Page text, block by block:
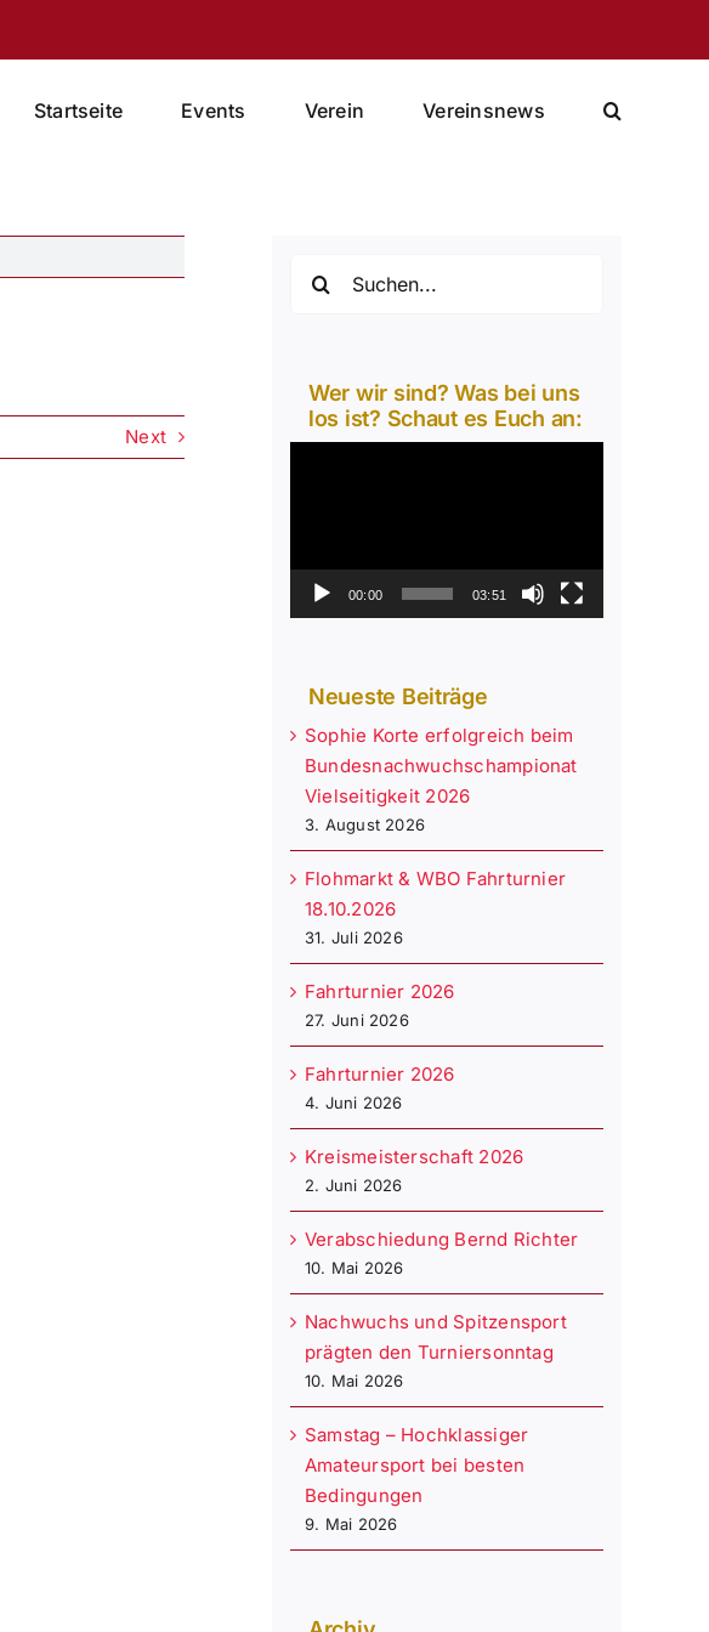
Startseite Events Verein Vereinsnews
Next
nach:
Wer wir sind? Was bei uns
los ist? Schaut es Euch an:
00:00 03:51
Neueste Beiträge
Sophie Korte erfolgreich beim
Bundesnachwuchschampionat
Vielseitigkeit 2026
3. August 2026
Flohmarkt & WBO Fahrturnier
18.10.2026
31. Juli 2026
Fahrturnier 2026
27. Juni 2026
Fahrturnier 2026
4. Juni 2026
Kreismeisterschaft 2026
2. Juni 2026
Verabschiedung Bernd Richter
10. Mai 2026
Nachwuchs und Spitzensport
prägten den Turniersonntag
10. Mai 2026
Samstag – Hochklassiger
Amateursport bei besten
Bedingungen
9. Mai 2026